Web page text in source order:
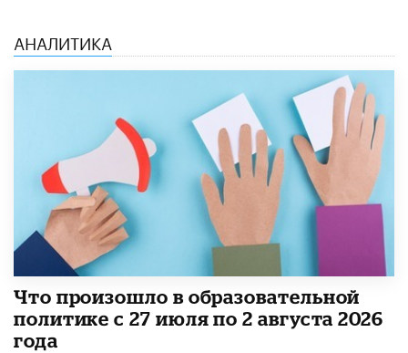
АНАЛИТИКА
​Что произошло в образовательной
политике с 27 июля по 2 августа 2026
года